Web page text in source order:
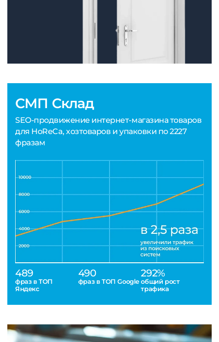
СМП Склад
SEO-продвижение интернет-магазина товаров
для HoReCa, хозтоваров и упаковки по 2227
фразам
489
фраз в ТОП
Яндекс
490
фраз в ТОП Google
292%
общий рост
трафика